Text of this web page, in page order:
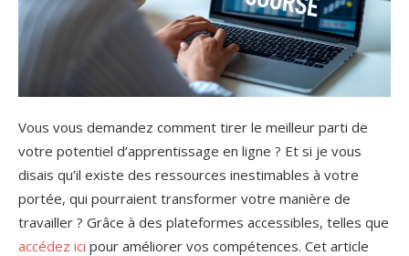
Vous vous demandez comment tirer le meilleur parti de
votre potentiel d’apprentissage en ligne ? Et si je vous
disais qu’il existe des ressources inestimables à votre
portée, qui pourraient transformer votre manière de
travailler ? Grâce à des plateformes accessibles, telles que
accédez ici pour améliorer vos compétences. Cet article